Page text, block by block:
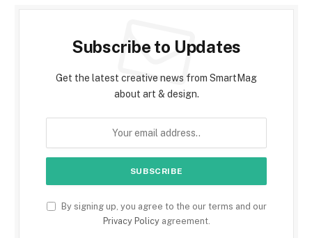
Subscribe to Updates
Get the latest creative news from SmartMag
about art & design.
By signing up, you agree to the our terms and our
Privacy Policyagreement.